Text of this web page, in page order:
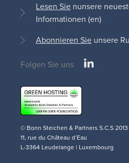
Lesen Sie nunsere
Informationen (en)
Abonnieren Sie unsere
Social
medias
Folgen Sie uns
© Bonn Steichen & Partners S.C.S
11, rue du Château d’Eau
L-3364 Leudelange | Luxembourg